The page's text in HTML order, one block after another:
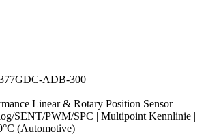
ADB-300
Linear & Rotary Position Sensor
SENT/PWM/SPC | Multipoint Kennlinie |
(Automotive)